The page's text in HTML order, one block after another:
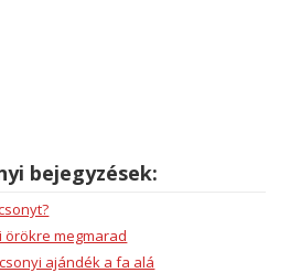
bejegyzések:
örökre megmarad
ajándék a fa alá